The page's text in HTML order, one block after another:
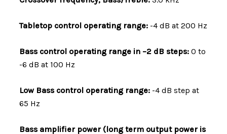
Tabletop control operating range:-4 dB at 200 Hz
Bass control operating range in –2 dB steps: 0 to
-6 dB at 100 Hz
Low Bass control operating range:-4 dB step at
65 Hz
Bass amplifier power (long term output power is